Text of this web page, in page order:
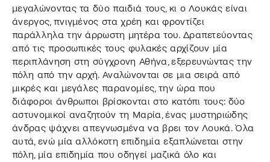
μεγαλώνοντας τα δύο παιδιά τους, κι ο Λουκάς είναι
άνεργος, πνιγμένος στα χρέη και φροντίζει
παράλληλα την άρρωστη μητέρα του. Δραπετεύοντας
από τις προσωπικές τους φυλακές αρχίζουν μία
περιπλάνηση στη σύγχρονη Αθήνα, εξερευνώντας την
πόλη από την αρχή. Αναλώνονται σε μια σειρά από
μικρές και μεγάλες παρανομίες, την ώρα που
διάφοροι άνθρωποι βρίσκονται στο κατόπι τους: δύο
αστυνομικοί αναζητούν τη Μαρία, ένας μυστηριώδης
άνδρας ψάχνει απεγνωσμένα να βρει τον Λουκά. Όλα
αυτά, ενώ μία αλλόκοτη επιδημία εξαπλώνεται στην
πόλη, μία επιδημία που οδηγεί μαζικά όλο και